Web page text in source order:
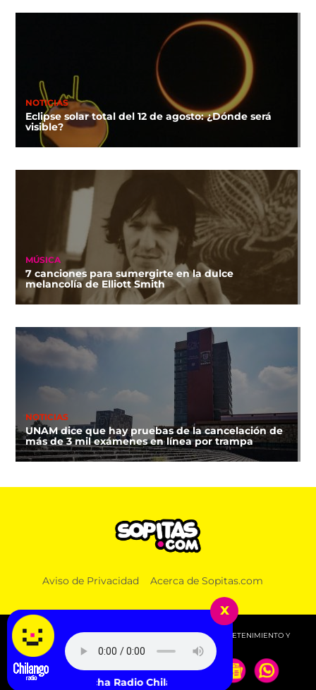
NOTICIAS
Eclipse solar total del 12 de agosto: ¿Dónde será
visible?
MÚSICA
7 canciones para sumergirte en la dulce
melancolía de Elliott Smith
NOTICIAS
UNAM dice que hay pruebas de la cancelación de
más de 3 mil exámenes en línea por trampa
Aviso de Privacidad Acerca de Sopitas.com
© 2026 SOPITAS.COM - MÚSICA, NOTICIAS, DEPORTES, ENTRETENIMIENTO Y
MÁS!.
x
Escucha Radio Chilango -